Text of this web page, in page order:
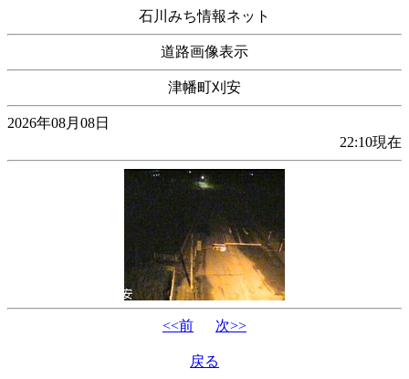
石川みち情報ネット
道路画像表示
津幡町刈安
2026年08月08日
22:10現在
<<前 次>>
戻る